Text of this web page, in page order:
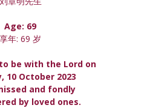
Age: 69
享年: 69 岁
be with the Lord on
10 October 2023
and fondly
by loved ones.